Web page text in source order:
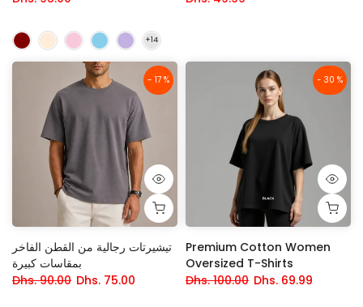
- 17 %
تيشيرتات رجالية من القطن الفاخر
بمقاسات كبيرة
Dhs. 90.00 Dhs. 75.00
- 30 %
Premium Cotton Women
Oversized T-Shirts
Dhs. 100.00 Dhs. 69.99